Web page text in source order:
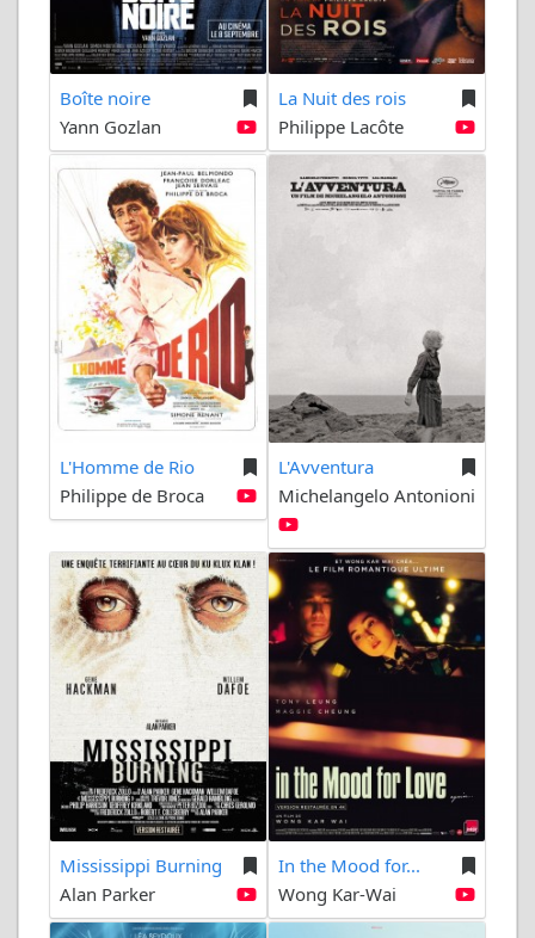
Boîte noire
Yann Gozlan
La Nuit des rois
Philippe Lacôte
L'Homme de Rio
Philippe de Broca
L'Avventura
Michelangelo Antonioni
Mississippi Burning
Alan Parker
In the Mood for...
Wong Kar-Wai